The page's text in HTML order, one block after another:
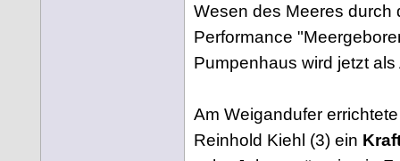
Wesen des Meeres durch
Performance
Pumpenhaus wird jetzt
Am Weigandufer
Reinhold Kiehl (3) ein